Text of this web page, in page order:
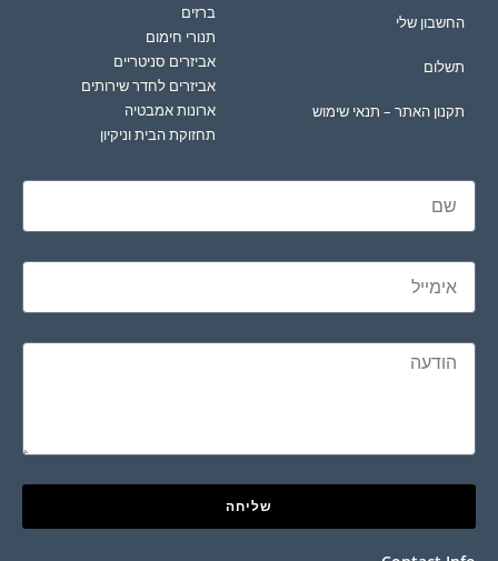
החשבון שלי
תשלום
תקנון האתר – תנאי שימוש
ברזים
תנורי חימום
אביזרים סניטריים
אביזרים לחדר שירותים
ארונות אמבטיה
תחזוקת הבית וניקיון
שליחה